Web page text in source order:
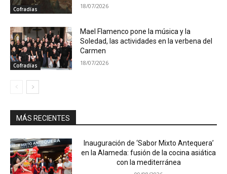
Cofradías 18/07/2026
Cofradías
Mael Flamenco pone la música y la
Soledad, las actividades en la verbena del
Carmen
18/07/2026
MÁS RECIENTES
Inauguración de ‘Sabor Mixto Antequera’
en la Alameda: fusión de la cocina asiática
con la mediterránea